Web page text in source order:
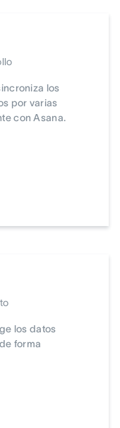
los
por varias
con Asana.
los datos
forma